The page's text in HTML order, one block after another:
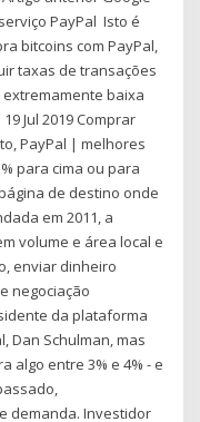
PayPal Isto é
bitcoins com PayPal,
taxas de transações
baixa
Jul 2019 Comprar
PayPal | melhores
para cima ou para
de destino onde
em 2011, a
volume e área local e
enviar dinheiro
negociação
da plataforma
Dan Schulman, mas
algo entre 3% e 4% - e
demanda. Investidor